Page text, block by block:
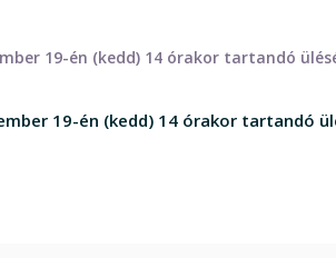
19-én (kedd) 14 órakor tartandó
19-én (kedd) 14 órakor tartandó